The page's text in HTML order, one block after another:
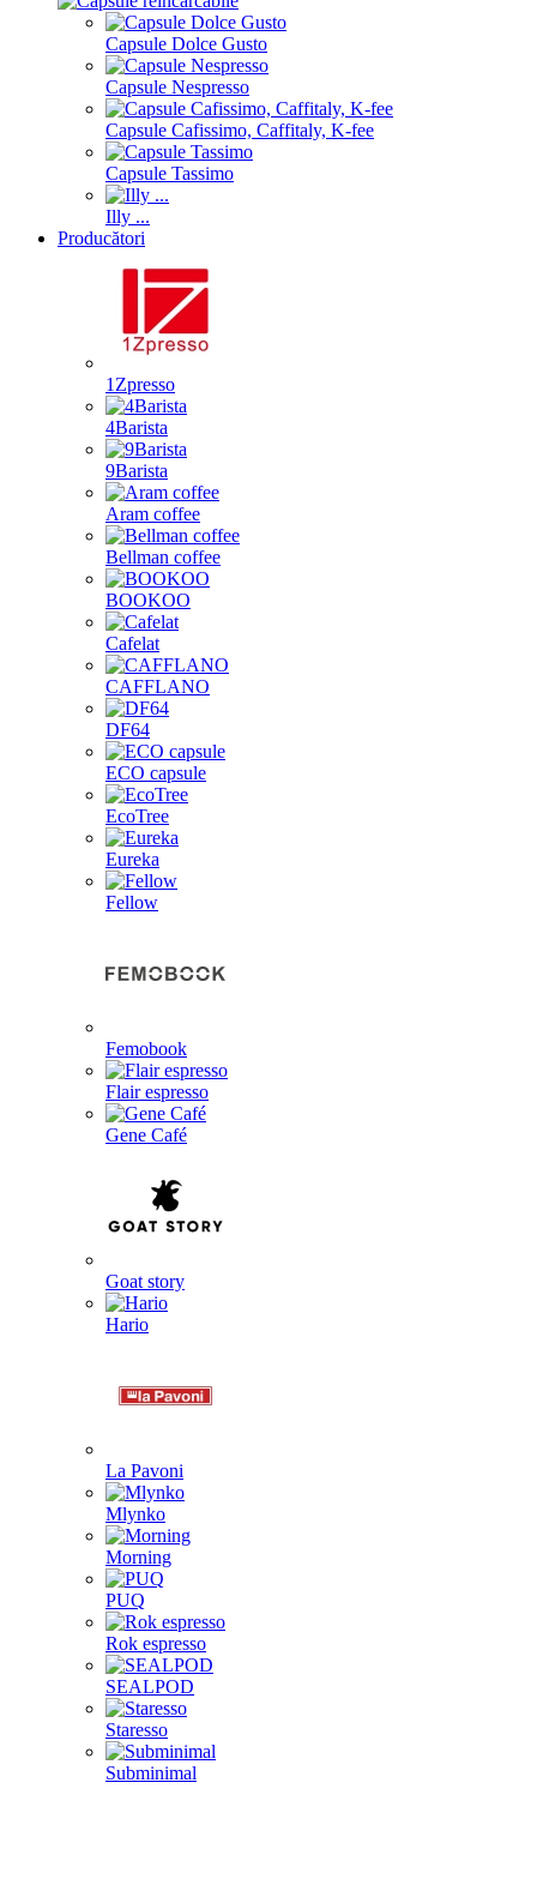
Capsule Dolce Gusto
Capsule Nespresso
Capsule Cafissimo, Caffitaly, K-fee
Capsule Tassimo
Illy ...
Producători
1Zpresso
4Barista
9Barista
Aram coffee
Bellman coffee
BOOKOO
Cafelat
CAFFLANO
DF64
ECO capsule
EcoTree
Eureka
Fellow
Femobook
Flair espresso
Gene Café
Goat story
Hario
La Pavoni
Mlynko
Morning
PUQ
Rok espresso
SEALPOD
Staresso
Subminimal